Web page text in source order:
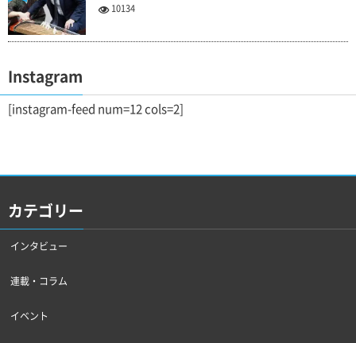
10134
Instagram
[instagram-feed num=12 cols=2]
カテゴリー
インタビュー
連載・コラム
イベント